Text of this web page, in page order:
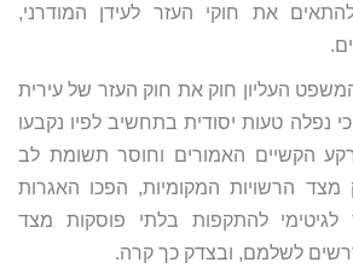
את חוקי העזר לעידן המודרני,
העליון חוק את חוק העזר של עירית
נפלה טעות יסודית בתחשיב לפיו נקבעו
הקשיים האמורים וחוסר תשומת לב
מצד הרשויות המקומיות, הפכו האגרות
לגיטימי להתקפות בלתי פוסקות מצד
לשלמם, ובצדק כך קרה.